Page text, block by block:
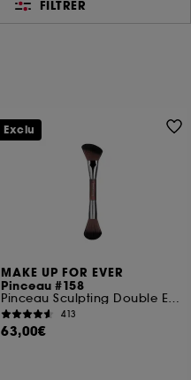
FILTRER
MAKE UP FOR EVER
Pinceau #158
Pinceau Sculpting Double Embout
413
63,00€
Exclu